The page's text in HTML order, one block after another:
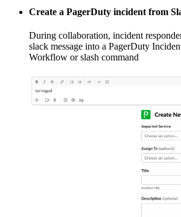
Create a PagerDuty incident from
During collaboration, incident
slack message into a PagerDuty
Workflow or slash command